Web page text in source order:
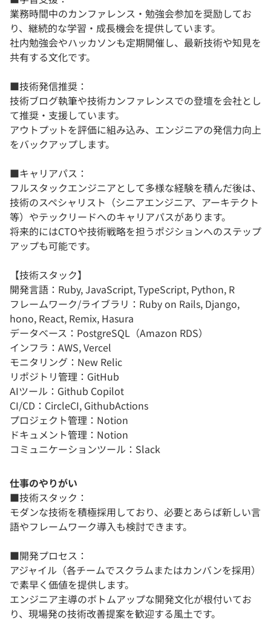
業務時間中のカンファレンス・勉強会参加を奨励してお
り、継続的な学習・成長機会を提供しています。
社内勉強会やハッカソンも定期開催し、最新技術や知見を
共有する文化です。
■技術発信推奨：
技術ブログ執筆や技術カンファレンスでの登壇を会社とし
て推奨・支援しています。
アウトプットを評価に組み込み、エンジニアの発信力向上
をバックアップします。
■キャリアパス：
フルスタックエンジニアとして多様な経験を積んだ後は、
技術のスペシャリスト（シニアエンジニア、アーキテクト
等）やテックリードへのキャリアパスがあります。
将来的にはCTOや技術戦略を担うポジションへのステップ
アップも可能です。
【技術スタック】
開発言語：Ruby, JavaScript, TypeScript, Python, R
フレームワーク/ライブラリ：Ruby on Rails, Django,
hono, React, Remix, Hasura
データべース：PostgreSQL（Amazon RDS）
インフラ：AWS, Vercel
モニタリング：New Relic
リポジトリ管理：GitHub
AIツール：Github Copilot
CI/CD：CircleCI, GithubActions
プロジェクト管理：Notion
ドキュメント管理：Notion
コミュニケーションツール：Slack
仕事のやりがい
■技術スタック：
モダンな技術を積極採用しており、必要とあらば新しい言
語やフレームワーク導入も検討できます。
■開発プロセス：
アジャイル（各チームでスクラムまたはカンバンを採用）
で素早く価値を提供します。
エンジニア主導のボトムアップな開発文化が根付いてお
り、現場発の技術改善提案を歓迎する風土です。